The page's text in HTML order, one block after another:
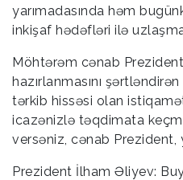
yarımadasında həm
inkişaf hədəfləri ilə
Möhtərəm cənab
hazırlanmasını
tərkib hissəsi olan
icazənizlə təqdimata
versəniz, cənab Prezident,
Prezident İlham Əliyev: